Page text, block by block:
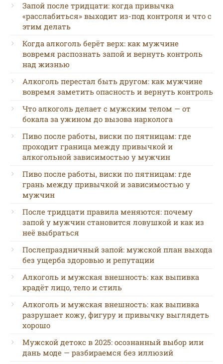
Запой после тридцати: когда привычка
«расслабиться» выходит из-под контроля и что с
этим делать
Когда алкоголь берёт верх: как мужчине
вовремя распознать запой и вернуть контроль
над жизнью
Алкоголь перестал быть другом: как мужчине
вовремя заметить опасность и вернуть контроль
Что алкоголь делает с мужским телом — от
бокала за ужином до вызова нарколога
Пиво после работы, виски по пятницам: где
проходит граница между привычкой и
алкогольной зависимостью у мужчин
Пиво после работы, виски по пятницам: где
грань между привычкой и зависимостью у
мужчин
После тридцати правила меняются: почему
запой у мужчин становится ловушкой и как из
неё выбраться
Послепраздничный запой: мужской план выхода
без ущерба здоровью и репутации
Алкоголь и мужская внешность: как выпивка
крадёт лицо, тело и стиль
Алкоголь и мужская внешность: как выпивка
разрушает кожу, фигуру и привычку выглядеть
хорошо
Мужской детокс в 2025: осознанный выбор или
дань моде — разбираемся без иллюзий